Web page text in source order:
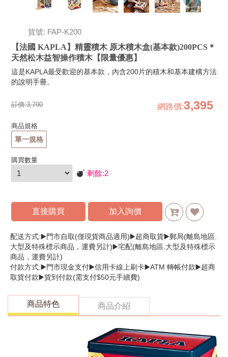
貨號: FAP-K200
【法國 KAPLA】精靈積木 原木積木盒(基本款)200PCS＊
天然松木益智操作積木【限量優惠】
這是KAPLA最受歡迎的基本款，內含200片的積木和基本建構方法
的說明手冊。
訂價:3,790 網路價:3,395
商品規格
單一規格
購買數量
剩餘:2
直接購買 加入詢價
配送方式:▶️門市自取(僅現貨商品適用)▶️超商取貨▶️郵局(離島地區.
大型及特殊標示商品，運費另計)▶️宅配(離島地區.大型及特殊標示
商品，運費另計)
付款方式:▶️門市現金支付▶️信用卡線上刷卡▶️ATM 轉帳付款▶️超商
取貨付款▶️貨到付款(需支付$50元手續費)
商品特色 商品介紹